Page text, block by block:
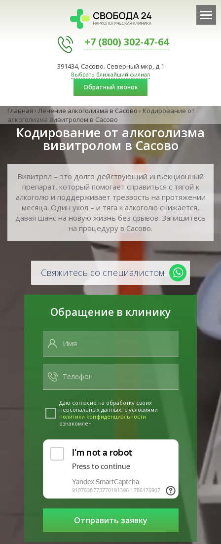
+7 (800) 302-47-64
391434, Сасово. Северный мкр, д.1
Выбрать ближайший филиал
Обратный звонок
Главная › Лечение алкоголизма в Сасово › Кодирование от
алкоголизма вивитролом в Сасово
Кодирование от алкоголизма
вивитролом в Сасово
Вивитрол – это долго действующий инъекционный
препарат, который помогает справиться с тягой к
алкоголю и поддерживает трезвость на протяжении
месяца. Один укол – и тяга к алкоголю снижается,
давая шанс на новую жизнь без срывов. Запишитесь
на процедуру в Сасово.
Свяжитесь со специалистом
Обращение в клинику
Даю согласие на обработку своих
персональных данных, с условиями
политики конфиденциальности
ознакомлен